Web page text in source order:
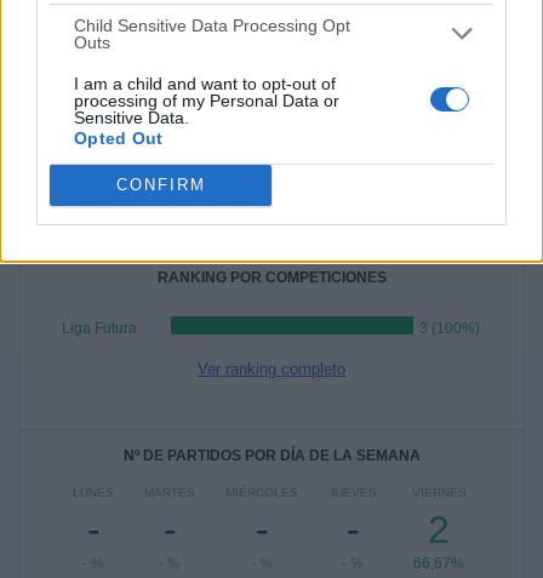
Child Sensitive Data Processing Opt
Outs
I am a child and want to opt-out of
processing of my Personal Data or
Sensitive Data.
Opted Out
CONFIRM
RIVALES
VS Athletic Club
Academy
COMPETICIONES
RANKING POR EQUIPOS
RANKING POR COMPETICIONES
Liga Futura 3 (100%)
Ver ranking completo
Nº DE PARTIDOS POR DÍA DE LA SEMANA
LUNES
-
- %
MARTES
-
- %
MIÉRCOLES
-
- %
JUEVES
-
- %
VIERNES
2
66,67%